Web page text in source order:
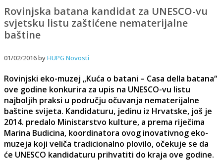
Rovinjska batana kandidat za UNESCO-vu
svjetsku listu zaštićene nematerijalne
baštine
01/02/2016byHUPG Novosti
Rovinjski eko-muzej „Kuća o batani – Casa della batana“
ove godine konkurira za upis na UNESCO-vu listu
najboljih praksi u području očuvanja nematerijalne
baštine svijeta. Kandidaturu, jedinu iz Hrvatske, još je
2014. predalo Ministarstvo kulture, a prema riječima
Marina Budicina, koordinatora ovog inovativnog eko-
muzeja koji veliča tradicionalno plovilo, očekuje se da
će UNESCO kandidaturu prihvatiti do kraja ove godine.